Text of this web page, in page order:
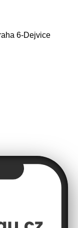
6-Dejvice